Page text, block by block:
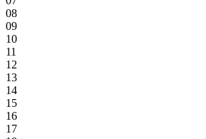
08
09
10
11
12
13
14
15
16
17